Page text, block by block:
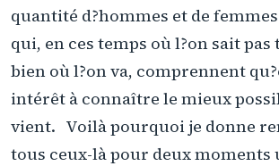
quantité d?hommes et de
qui, en ces temps où l?on sait
bien où l?on va, comprennent
intérêt à connaître le mieux
vient. Voilà pourquoi je donne
tous ceux-là pour deux moments